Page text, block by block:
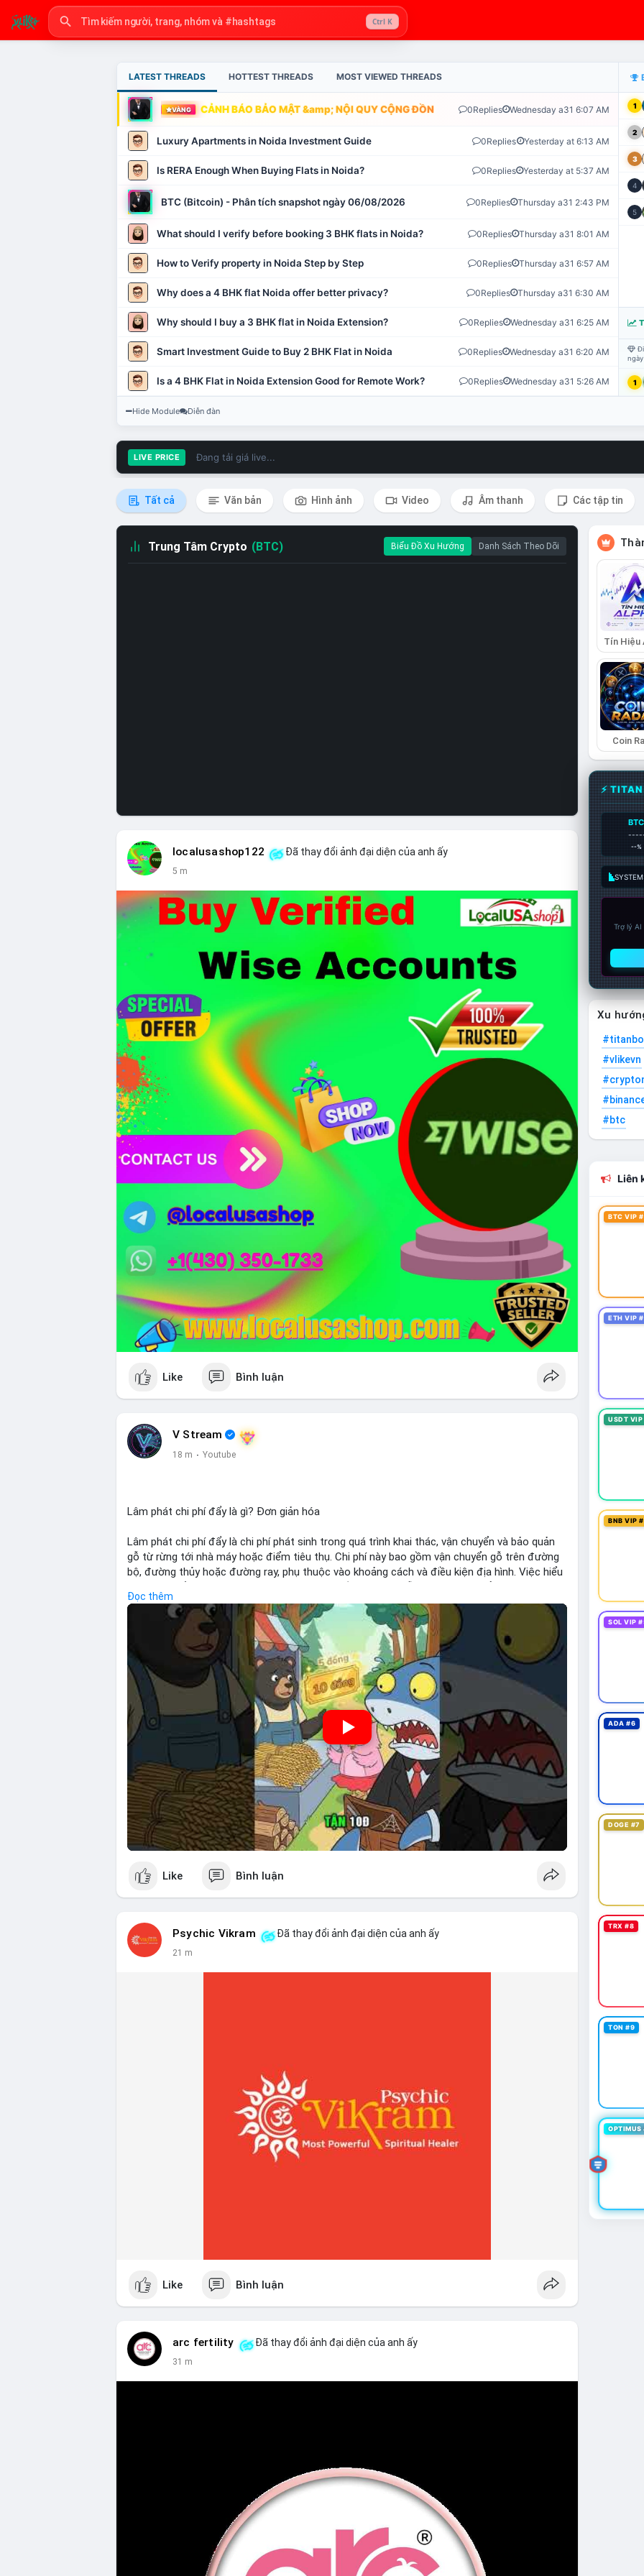
Ctrl K
LATEST THREADS HOTTEST THREADS MOST VIEWED THREADS
VÀNG CẢNH BÁO BẢO MẬT &amp; NỘI QUY CỘNG ĐỒNG VLIKE.VN: HỆ THỐNG GIÁM SÁT TỰ
0Replies Wednesday a31 6:07 AM
Luxury Apartments in Noida Investment Guide 0Replies Yesterday at 6:13 AM
Is RERA Enough When Buying Flats in Noida? 0Replies Yesterday at 5:37 AM
BTC (Bitcoin) - Phân tích snapshot ngày 06/08/2026 0Replies Thursday a31 2:43 PM
What should I verify before booking 3 BHK flats in Noida? 0Replies Thursday a31 8:01 AM
How to Verify property in Noida Step by Step 0Replies Thursday a31 6:57 AM
Why does a 4 BHK flat Noida offer better privacy? 0Replies Thursday a31 6:30 AM
Why should I buy a 3 BHK flat in Noida Extension? 0Replies Wednesday a31 6:25 AM
Smart Investment Guide to Buy 2 BHK Flat in Noida 0Replies Wednesday a31 6:20 AM
Is a 4 BHK Flat in Noida Extension Good for Remote Work? 0Replies Wednesday a31 5:26 AM
1
2
3
4
5
1
Hide Module Diễn đàn
LIVE PRICE Đang tải giá live...
Tất cả Văn bản Hình ảnh Video Âm thanh Các tập tin
Trung Tâm Crypto (BTC) Biểu Đồ Xu Hướng Danh Sách Theo Dõi
localusashop122 Đã thay đổi ảnh đại diện của anh ấy
5 m
Like Bình luận
V Stream
18 m · Youtube
Lâm phát chi phí đẩy là gì? Đơn giản hóa
Lâm phát chi phí đẩy là chi phí phát sinh trong quá trình khai thác, vận chuyển và bảo quản
gỗ từ rừng tới nhà máy hoặc điểm tiêu thụ. Chi phí này bao gồm vận chuyển gỗ trên đường
bộ, đường thủy hoặc đường ray, phụ thuộc vào khoảng cách và điều kiện địa hình. Việc hiểu
nhuận.
🎥 Xem video trực tiếp tại:
Nguồn: Cú Thông Thái
Đọc thêm
Like Bình luận
Psychic Vikram Đã thay đổi ảnh đại diện của anh ấy
21 m
Like Bình luận
arc fertility Đã thay đổi ảnh đại diện của anh ấy
31 m
Tín Hiệu
Coin
⚡
BTC
--%
Trợ lý
Xu
#vlikevn
#btc
Liên
BTC VIP
ETH VIP
USDT
BNB VIP
SOL VIP
ADA #6
DOGE #7
TRX #8
TON #9
OPTIMUS